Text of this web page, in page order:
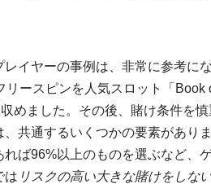
イヤーの事例は、非常に参考に
ースピンを人気スロット「Book
めました。その後、賭け条件を
共通するいくつかの要素がありま
れば96%以上のものを選ぶなど、
は リスクの高い大きな賭けをしな